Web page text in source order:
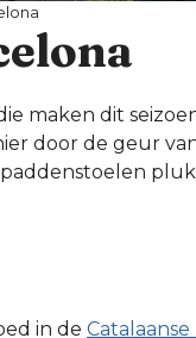
maken dit
door de geur
paddenstoelen
in de Catalaanse